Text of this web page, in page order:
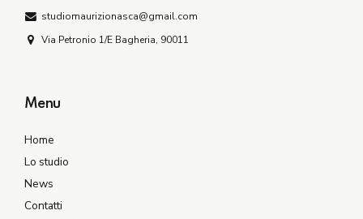
studiomaurizionasca@gmail.com
Via Petronio 1/E Bagheria, 90011
Menu
Home
Lo studio
News
Contatti